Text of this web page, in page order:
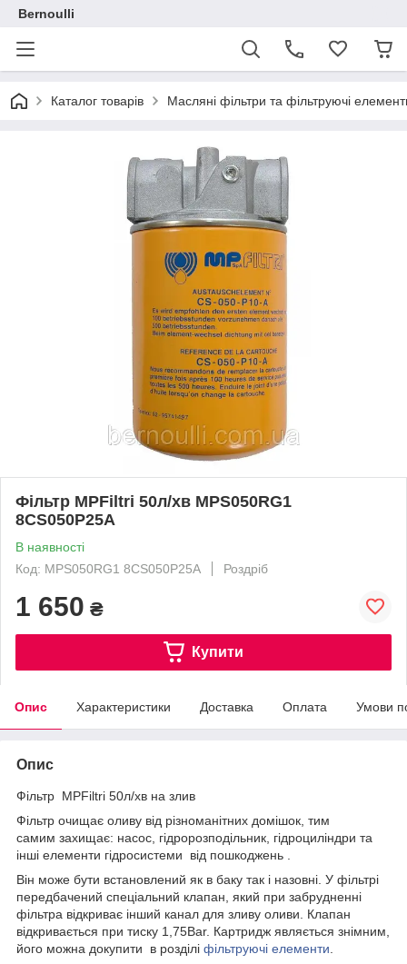
Bernoulli
Каталог товарів Масляні фільтри та фільтруючі
Фільтр MPFiltri 50л/хв MPS050RG1
8CS050P25A
В наявності
Код: MPS050RG1 8CS050P25A
Роздріб
1 650 ₴
Купити
Опис Характеристики Доставка Оплата Умови
Опис
Фільтр MPFiltri 50л/хв на злив
Фільтр очищає оливу від різноманітних домішок, тим
самим захищає: насос, гідророзподільник, гідроциліндри та
інші елементи гідросистеми від пошкоджень .
Він може бути встановлений як в баку так і назовні. У фільтрі
передбачений спеціальний клапан, який при забрудненні
фільтра відкриває інший канал для зливу оливи. Клапан
відкривається при тиску 1,75Bar. Картридж являється знімним,
його можна докупити в розділі фільтруючі елементи